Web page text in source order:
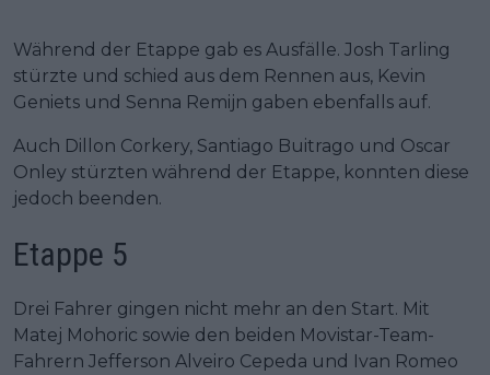
Während der Etappe gab es Ausfälle. Josh Tarling
stürzte und schied aus dem Rennen aus, Kevin
Geniets und Senna Remijn gaben ebenfalls auf.
Auch Dillon Corkery, Santiago Buitrago und Oscar
Onley stürzten während der Etappe, konnten diese
jedoch beenden.
Etappe 5
Drei Fahrer gingen nicht mehr an den Start. Mit
Matej Mohoric sowie den beiden Movistar-Team-
Fahrern Jefferson Alveiro Cepeda und Ivan Romeo